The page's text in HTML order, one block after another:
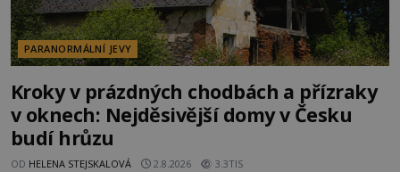
PARANORMÁLNÍ JEVY
Kroky v prázdných chodbách a přízraky
v oknech: Nejděsivější domy v Česku
budí hrůzu
OD HELENA STEJSKALOVÁ 2.8.2026 3.3TIS